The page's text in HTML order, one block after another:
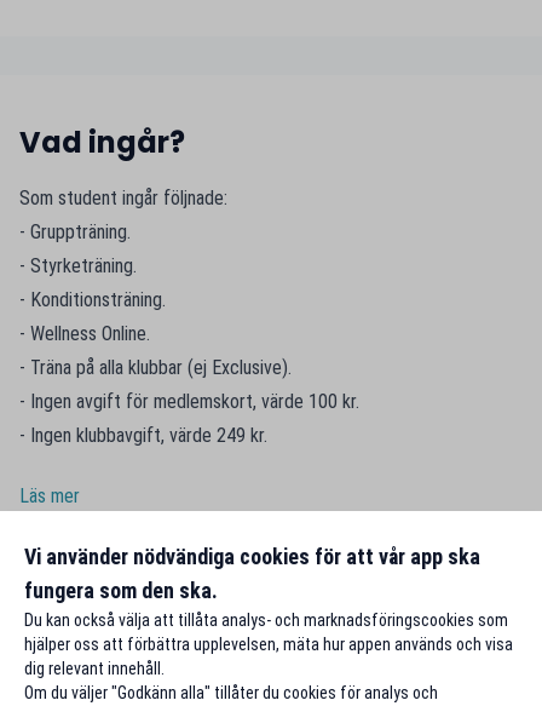
Vad ingår?
Som student ingår följnade:
- Gruppträning.
- Styrketräning.
- Konditionsträning.
- Wellness Online.
- Träna på alla klubbar (ej Exclusive).
- Ingen avgift för medlemskort, värde 100 kr.
- Ingen klubbavgift, värde 249 kr.
Läs mer
Vi använder nödvändiga cookies för att vår app ska
fungera som den ska.
Du kan också välja att tillåta analys- och marknadsföringscookies som
hjälper oss att förbättra upplevelsen, mäta hur appen används och visa
dig relevant innehåll.
Om du väljer "Godkänn alla" tillåter du cookies för analys och